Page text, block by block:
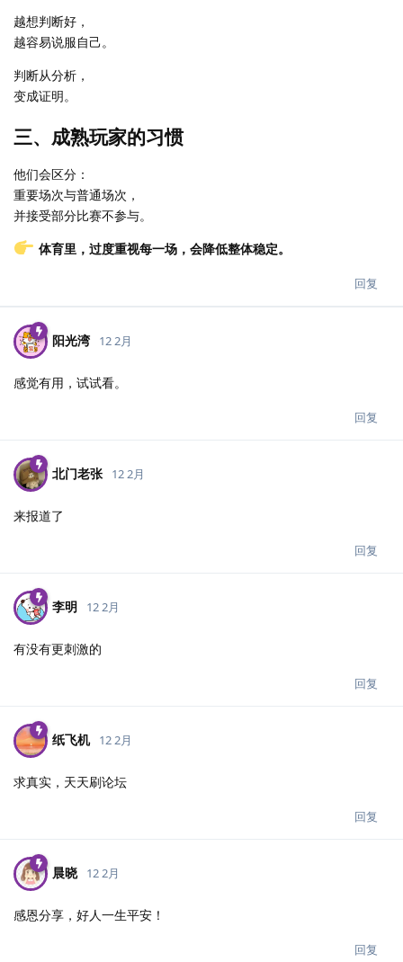
越想判断好，
越容易说服自己。
判断从分析，
变成证明。
三、成熟玩家的习惯
他们会区分：
重要场次与普通场次，
并接受部分比赛不参与。
体育里，过度重视每一场，会降低整体稳定。
回复
阳光湾 12 2月
感觉有用，试试看。
回复
北门老张 12 2月
来报道了
回复
李明 12 2月
有没有更刺激的
回复
纸飞机 12 2月
求真实，天天刷论坛
回复
晨晓 12 2月
感恩分享，好人一生平安！
回复